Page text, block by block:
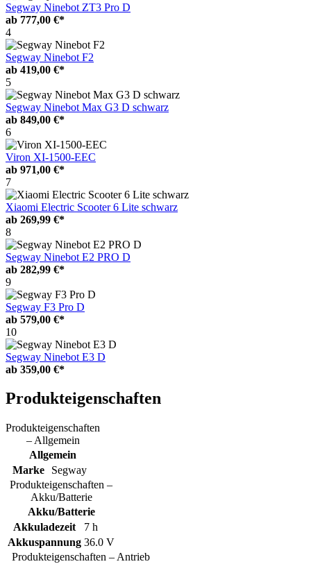
Segway Ninebot ZT3 Pro D
ab 777,00 €*
4
Segway Ninebot F2
ab 419,00 €*
5
Segway Ninebot Max G3 D schwarz
ab 849,00 €*
6
Viron XI-1500-EEC
ab 971,00 €*
7
Xiaomi Electric Scooter 6 Lite schwarz
ab 269,99 €*
8
Segway Ninebot E2 PRO D
ab 282,99 €*
9
Segway F3 Pro D
ab 579,00 €*
10
Segway Ninebot E3 D
ab 359,00 €*
Produkteigenschaften
Produkteigenschaften
– Allgemein
Allgemein
Marke
Segway
Produkteigenschaften –
Akku/Batterie
Akku/Batterie
Akkuladezeit
7 h
Akkuspannung 36.0 V
Produkteigenschaften – Antrieb